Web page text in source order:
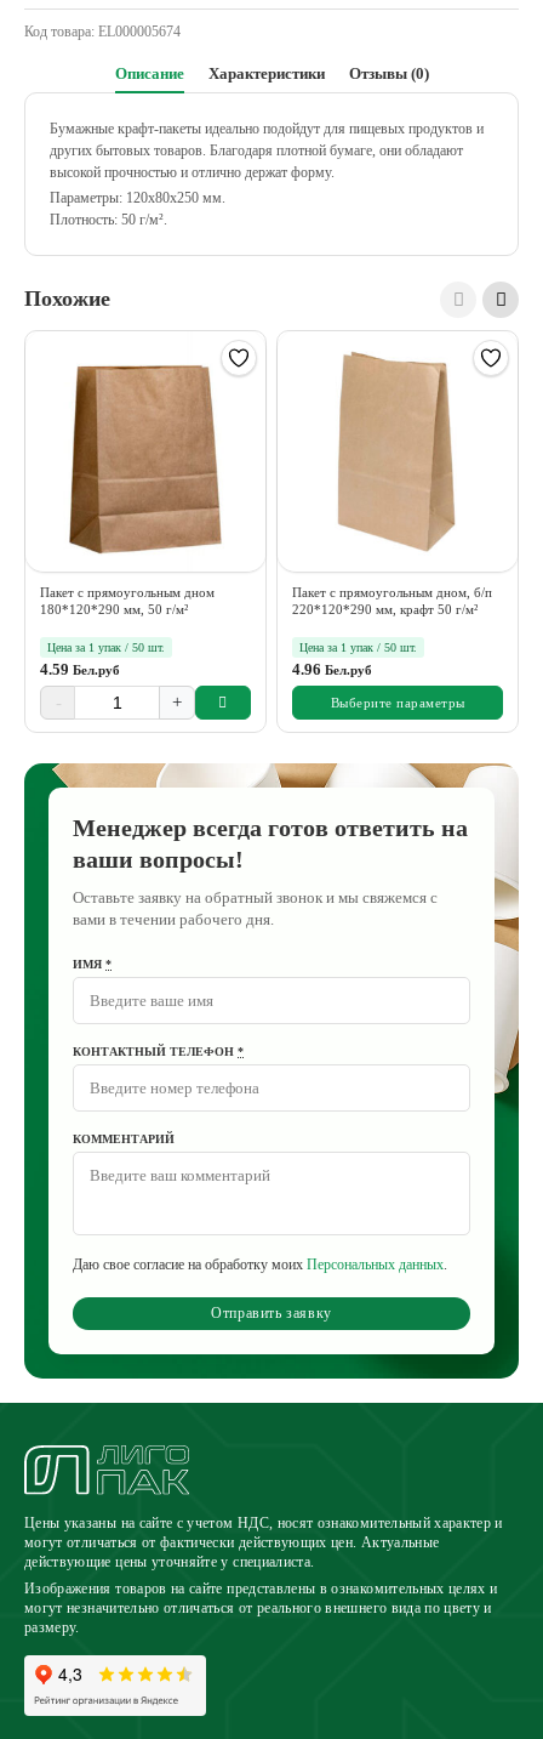
Код товара: EL000005674
Описание Характеристики Отзывы (0)
Бумажные крафт-пакеты идеально подойдут для пищевых продуктов и
других бытовых товаров. Благодаря плотной бумаге, они обладают
высокой прочностью и отлично держат форму.
Параметры: 120х80х250 мм.
Плотность: 50 г/м².
Похожие
Пакет с прямоугольным дном
180*120*290 мм, 50 г/м²
Цена за 1 упак / 50 шт.
4.59 Бел.руб
- +
Пакет с прямоугольным дном, б/п
220*120*290 мм, крафт 50 г/м²
Цена за 1 упак / 50 шт.
4.96 Бел.руб
Выберите параметры
Менеджер всегда готов ответить на
ваши вопросы!
Оставьте заявку на обратный звонок и мы свяжемся с
вами в течении рабочего дня.
ИМЯ *
КОНТАКТНЫЙ ТЕЛЕФОН *
КОММЕНТАРИЙ
Даю свое согласие на обработку моих Персональных данных.
Отправить заявку
Цены указаны на сайте с учетом НДС, носят ознакомительный характер и
могут отличаться от фактически действующих цен. Актуальные
действующие цены уточняйте у специалиста.
Изображения товаров на сайте представлены в ознакомительных целях и
могут незначительно отличаться от реального внешнего вида по цвету и
размеру.